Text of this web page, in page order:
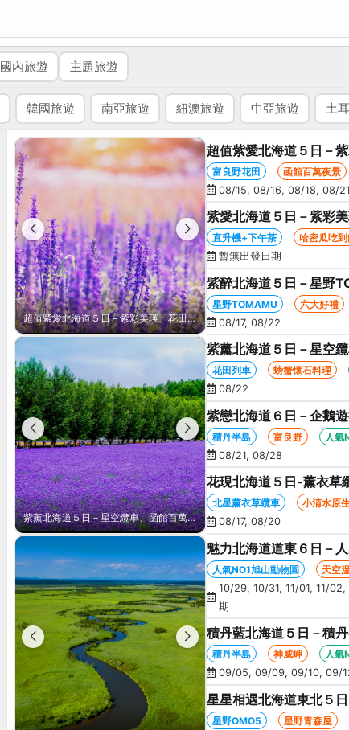
國內旅遊 主題旅遊
韓國旅遊 南亞旅遊 紐澳旅遊 中亞旅遊 土
紫愛北海道５日－紫彩美瑛、花田列車、直升機+下午茶、企鵝漫步、熊出沒、函館百萬夜景、哈密瓜+海鮮和牛八大螃蟹吃到飽
超值紫愛北海道５日－
星空夜景、洞爺花火、螃
富良野花田 函館百萬夜景
08/15, 08/16, 08/18, 08/
紫愛北海道５日－紫彩
函館百萬夜景、哈密瓜
直升機+下午茶 哈密瓜吃
暫無出發日期
紫醉北海道５日－星野
船、知床五湖、哈密瓜+
星野TOMAMU 六大好禮
08/17, 08/22
紫戀北海道６日－企鵝遊行、浪漫小樽、積丹半島、富良野、紫彩美瑛、美瑛白金青池、旭山動物園、旭川常盤旋轉塔
紫薰北海道５日－星空
之丘、花田列車、螃蟹
花田列車 螃蟹懷石料理
08/22
紫戀北海道６日－企鵝
白金青池、旭山動物園、
積丹半島 富良野
人氣
08/21, 08/28
花現北海道５日-薰衣草
生花園、摩周湖、熱氣
北星薰衣草纜車 小清水原
08/17, 08/20
魅力北海道道東６日－
鶴、霧之摩周湖、屈斜
人氣NO1旭山動物園 天空
10/29, 10/31, 11/01, 11/
期
積丹藍北海道５日－積
人氣NO1小丑漢堡、河
積丹半島 神威岬
人氣
09/05, 09/09, 09/10, 09/
星星相遇北海道東北５
景、新幹線北斗號、睡
星野OMO5 星野青森屋